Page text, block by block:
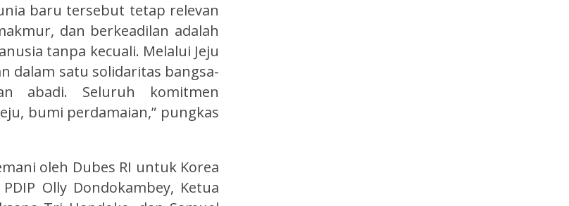
baru tersebut tetap relevan
dan berkeadilan adalah
tanpa kecuali. Melalui Jeju
dalam satu solidaritas bangsa-
abadi. Seluruh komitmen
bumi perdamaian,” pungkas
oleh Dubes RI untuk Korea
Olly Dondokambey, Ketua